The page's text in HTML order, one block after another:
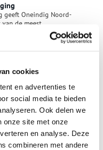
cookies
en advertenties te
social media te bieden
Ook delen we
onze site met onze
en analyse. Deze
combineren met andere
geeft Oneindig Noord-
de meest
Noord-Hollandse
maand een ander
tot een laatste groet